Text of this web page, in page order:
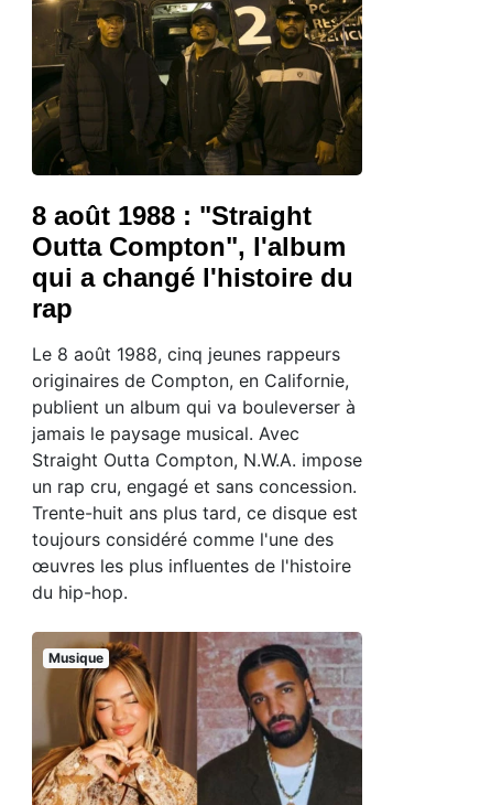
8 août 1988 : "Straight
Outta Compton", l'album
qui a changé l'histoire du
rap
Le 8 août 1988, cinq jeunes rappeurs
originaires de Compton, en Californie,
publient un album qui va bouleverser à
jamais le paysage musical. Avec
Straight Outta Compton, N.W.A. impose
un rap cru, engagé et sans concession.
Trente-huit ans plus tard, ce disque est
toujours considéré comme l'une des
œuvres les plus influentes de l'histoire
du hip-hop.
Musique